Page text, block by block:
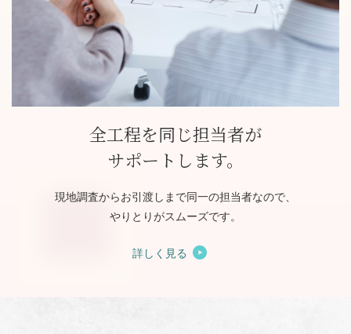
全工程を同じ担当者が
サポートします。
現地調査からお引渡しまで同一の担当者なので、
やりとりがスムーズです。
詳しく見る